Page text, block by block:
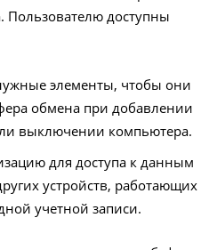
Пользователю доступны
элементы, чтобы они
обмена при добавлении
выключении компьютера.
для доступа к данным
устройств, работающих
учетной записи.